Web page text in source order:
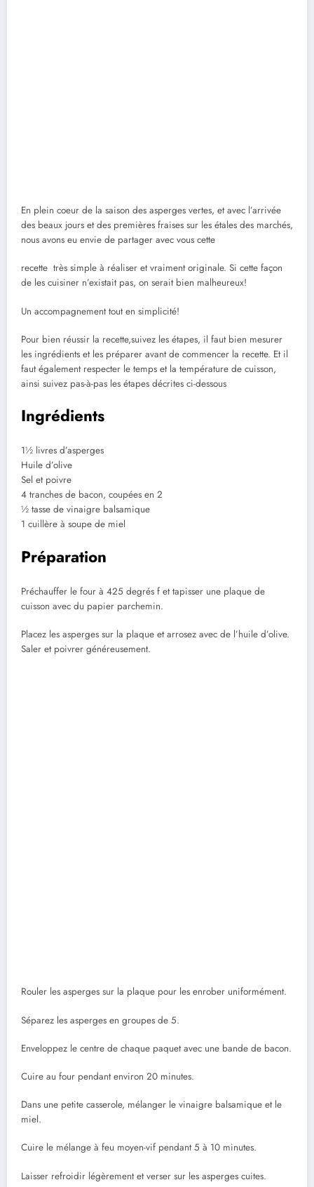
En plein coeur de la saison des asperges vertes, et avec l’arrivée
des beaux jours et des premières fraises sur les étales des marchés,
nous avons eu envie de partager avec vous cette
recette très simple à réaliser et vraiment originale. Si cette façon
de les cuisiner n’existait pas, on serait bien malheureux!
Un accompagnement tout en simplicité!
Pour bien réussir la recette,suivez les étapes, il faut bien mesurer
les ingrédients et les préparer avant de commencer la recette. Et il
faut également respecter le temps et la température de cuisson,
ainsi suivez pas-à-pas les étapes décrites ci-dessous
Ingrédients
1½ livres d’asperges
Huile d’olive
Sel et poivre
4 tranches de bacon, coupées en 2
½ tasse de vinaigre balsamique
1 cuillère à soupe de miel
Préparation
Préchauffer le four à 425 degrés f et tapisser une plaque de
cuisson avec du papier parchemin.
Placez les asperges sur la plaque et arrosez avec de l’huile d’olive.
Saler et poivrer généreusement.
Rouler les asperges sur la plaque pour les enrober uniformément.
Séparez les asperges en groupes de 5.
Enveloppez le centre de chaque paquet avec une bande de bacon.
Cuire au four pendant environ 20 minutes.
Dans une petite casserole, mélanger le vinaigre balsamique et le
miel.
Cuire le mélange à feu moyen-vif pendant 5 à 10 minutes.
Laisser refroidir légèrement et verser sur les asperges cuites.